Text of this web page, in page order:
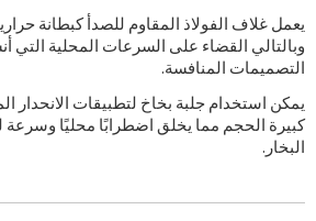
يعمل غلاف الفولاذ المقاوم للصدأ كبطانة
وبالتالي القضاء على السرعات المحلية التي
التصميمات المنافسة.
يمكن استخدام جلبة بخاخ لتطبيقات الانحدار
كبيرة الحجم مما يخلق اضطرابًا محليًا وسرعة
البخار.